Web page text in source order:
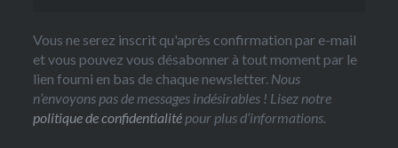
Vous ne serez inscrit qu'après confirmation par e-mail
et vous pouvez vous désabonner à tout moment par le
lien fourni en bas de chaque newsletter. Nous
n’envoyons pas de messages indésirables ! Lisez notre
politique de confidentialité pour plus d’informations.